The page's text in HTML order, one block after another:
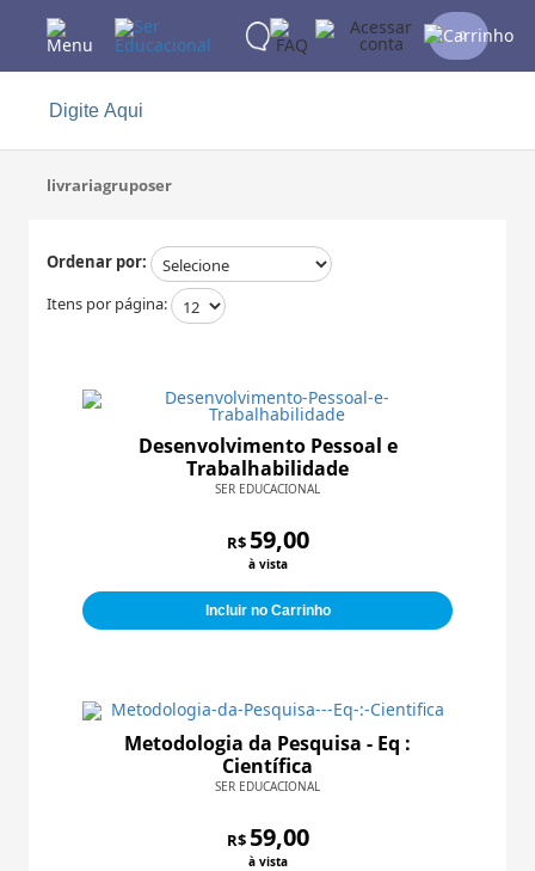
0
livrariagruposer
Ordenar por:
Itens por página:
Desenvolvimento Pessoal e
Trabalhabilidade
SER EDUCACIONAL
R$ 59,00
à vista
Incluir no Carrinho
Metodologia da Pesquisa - Eq :
Científica
SER EDUCACIONAL
R$ 59,00
à vista